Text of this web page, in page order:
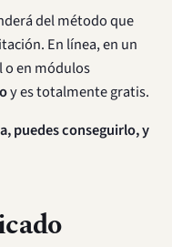
del método que
En línea, en un
o en módulos
y es totalmente gratis.
puedes conseguirlo, y